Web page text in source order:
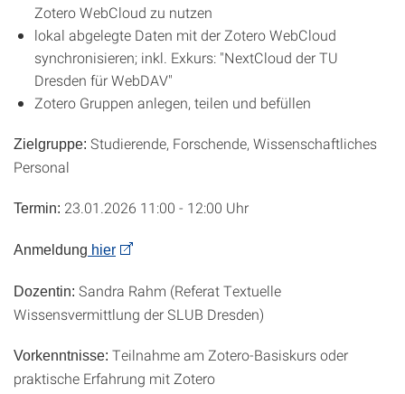
Zotero WebCloud zu nutzen
lokal abgelegte Daten mit der Zotero WebCloud
synchronisieren; inkl. Exkurs: "NextCloud der TU
Dresden für WebDAV"
Zotero Gruppen anlegen, teilen und befüllen
Zielgruppe: Studierende, Forschende, Wissenschaftliches
Personal
Termin: 23.01.2026 11:00 - 12:00 Uhr
Anmeldung hier
Dozentin: Sandra Rahm (Referat Textuelle
Wissensvermittlung der SLUB Dresden)
Vorkenntnisse: Teilnahme am Zotero-Basiskurs oder
praktische Erfahrung mit Zotero